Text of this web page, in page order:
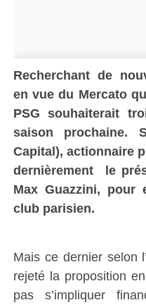
Recherchant de
en vue du Mercato
PSG souhaiterait
saison prochaine.
Capital), actionnaire
dernièrement
le
Max Guazzini, pour
club parisien.
Mais ce dernier selon
rejeté la proposition
pas s’impliquer